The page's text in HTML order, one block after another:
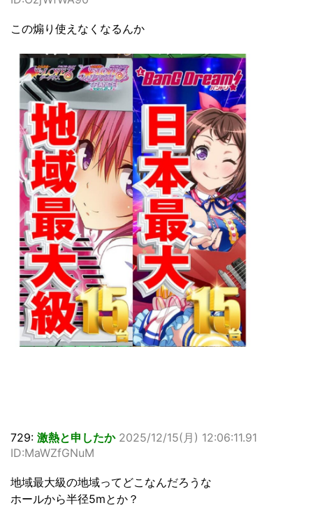
この煽り使えなくなるんか
729: 激熱と申したか 2025/12/15(月) 12:06:11.91
ID:MaWZfGNuM
地域最大級の地域ってどこなんだろうな
ホールから半径5mとか？